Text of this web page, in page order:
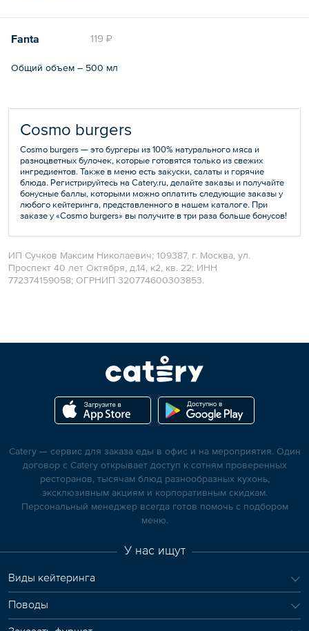
119 ₽
Fanta
Общий объем – 500 мл
Cosmo burgers
Cosmo burgers — это бургеры из 100% натурального мяса и
разноцветных булочек, которые готовятся только из свежих
ингредиентов. Также в меню есть закуски, салаты и горячие
блюда. Регистрируйтесь на Catery.ru, делайте заказы и получайте
бонусные баллы, которыми можно оплатить следующие заказы у
любого кейтеринга, представленного в нашем каталоге. При
заказе у «Cosmo burgers» вы получите в три раза больше бонусов!
ИП Сучков Максим Николаевич; 109387, г. Москва, ул.
Проспект 40 лет Октября, д.14, к2, кв. 22; ИНН
772374159058; ОГРНИП 320774600303853.
Catery — сервис для заказа еды в офис и на мероприятия. Один
договор с Catery открывает доступ к сотням проверенных
ресторанов, тысячам блюд разнообразных кухонь,
эксклюзивным акциям и корпоративным скидкам.
Персональный менеджер всегда готов помочь с подбором
меню.
У нас ищут
Виды кейтеринга
Поводы